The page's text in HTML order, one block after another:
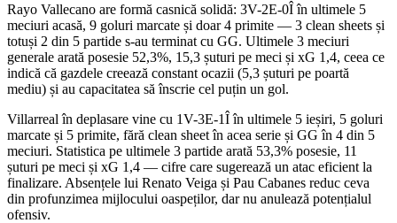
Rayo Vallecano are formă casnică solidă: 3V-2E-0Î în ultimele 5
meciuri acasă, 9 goluri marcate și doar 4 primite — 3 clean sheets și
totuși 2 din 5 partide s-au terminat cu GG. Ultimele 3 meciuri
generale arată posesie 52,3%, 15,3 șuturi pe meci și xG 1,4, ceea ce
indică că gazdele creează constant ocazii (5,3 șuturi pe poartă
mediu) și au capacitatea să înscrie cel puțin un gol.
Villarreal în deplasare vine cu 1V-3E-1Î în ultimele 5 ieșiri, 5 goluri
marcate și 5 primite, fără clean sheet în acea serie și GG în 4 din 5
meciuri. Statistica pe ultimele 3 partide arată 53,3% posesie, 11
șuturi pe meci și xG 1,4 — cifre care sugerează un atac eficient la
finalizare. Absențele lui Renato Veiga și Pau Cabanes reduc ceva
din profunzimea mijlocului oaspeților, dar nu anulează potențialul
ofensiv.